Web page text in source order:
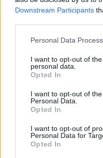
Downstream Participants
Personal Data
I want to opt-out of
personal data.
Opted In
I want to opt-out of
Personal Data.
Opted In
I want to opt-out of
Personal Data for
Opted In
šprotų skardinės
mėgstamos
kivių